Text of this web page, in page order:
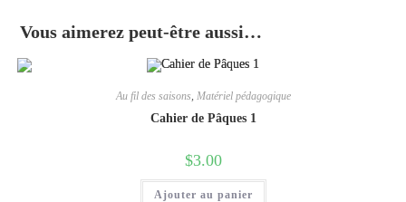
Vous aimerez peut-être aussi…
Au fil des saisons, Matériel pédagogique
Cahier de Pâques 1
$3.00
Ajouter au panier